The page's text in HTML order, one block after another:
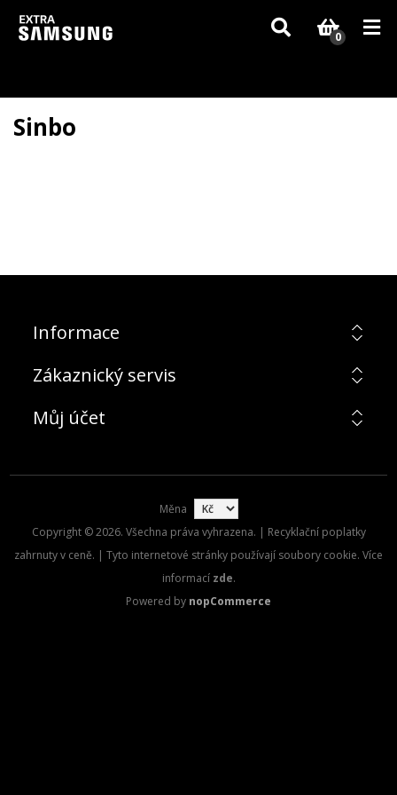
Vzhledem k aktuální situaci se může dodání dílů, které nejsou skladem,
zpozdit. Děkujeme za pochopení.
0
Sinbo
Informace
Zákaznický servis
Můj účet
Měna
Copyright © 2026. Všechna práva vyhrazena. | Recyklační poplatky
zahrnuty v ceně. | Tyto internetové stránky používají soubory cookie. Více
informací zde.
Powered by nopCommerce